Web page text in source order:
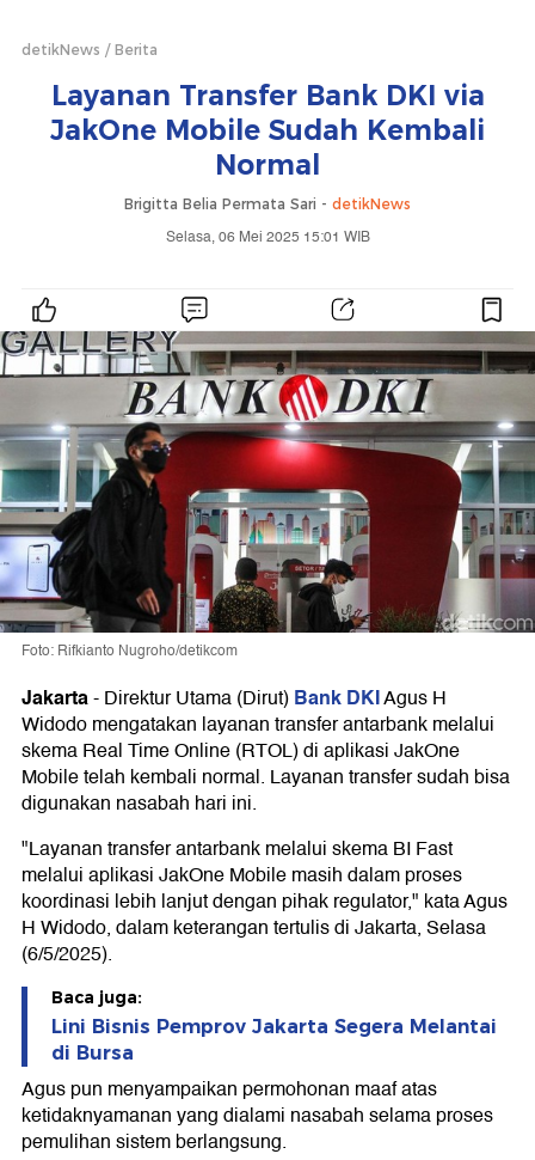
detikNews Berita
Layanan Transfer Bank DKI via
JakOne Mobile Sudah Kembali
Normal
Brigitta Belia Permata Sari - detikNews
Selasa, 06 Mei 2025 15:01 WIB
Foto: Rifkianto Nugroho/detikcom
Jakarta-Direktur Utama (Dirut)Bank DKIAgus H
Widodo mengatakan layanan transfer antarbank melalui
skema Real Time Online (RTOL) di aplikasi JakOne
Mobile telah kembali normal. Layanan transfer sudah bisa
digunakan nasabah hari ini.
"Layanan transfer antarbank melalui skema BI Fast
melalui aplikasi JakOne Mobile masih dalam proses
koordinasi lebih lanjut dengan pihak regulator," kata Agus
H Widodo, dalam keterangan tertulis di Jakarta, Selasa
(6/5/2025).
Baca juga:
Lini Bisnis Pemprov Jakarta Segera Melantai
di Bursa
Agus pun menyampaikan permohonan maaf atas
ketidaknyamanan yang dialami nasabah selama proses
pemulihan sistem berlangsung.